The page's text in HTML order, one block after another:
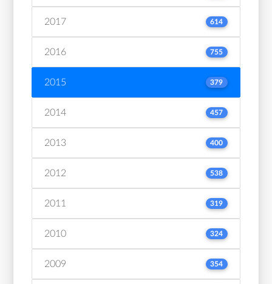
2017 614
2016 755
2015 379
2014 457
2013 400
2012 538
2011 319
2010 324
2009 354